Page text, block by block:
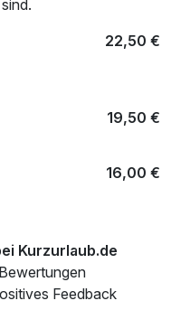
22,50 €
19,50 €
16,00 €
Kurzurlaub.de
Feedback